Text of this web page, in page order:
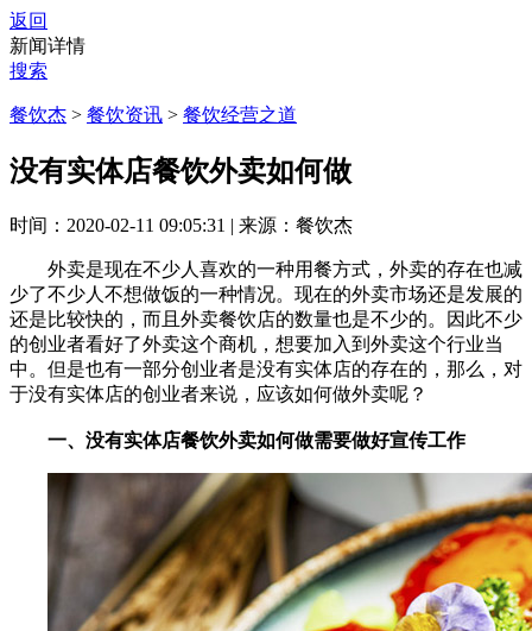
返回
新闻详情
搜索
餐饮杰 > 餐饮资讯 > 餐饮经营之道
没有实体店餐饮外卖如何做
时间：2020-02-11 09:05:31 | 来源：餐饮杰
外卖是现在不少人喜欢的一种用餐方式，外卖的存在也减
少了不少人不想做饭的一种情况。现在的外卖市场还是发展的
还是比较快的，而且外卖餐饮店的数量也是不少的。因此不少
的创业者看好了外卖这个商机，想要加入到外卖这个行业当
中。但是也有一部分创业者是没有实体店的存在的，那么，对
于没有实体店的创业者来说，应该如何做外卖呢？
一、没有实体店餐饮外卖如何做需要做好宣传工作